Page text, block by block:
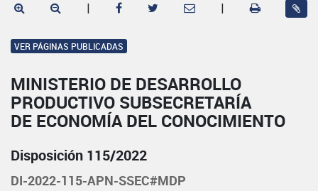
| |
VER PÁGINAS PUBLICADAS
MINISTERIO DE DESARROLLO
PRODUCTIVO SUBSECRETARÍA
DE ECONOMÍA DEL CONOCIMIENTO
Disposición 115/2022
DI-2022-115-APN-SSEC#MDP